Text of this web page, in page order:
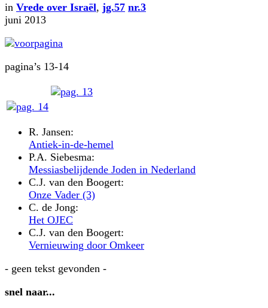
in Vrede over Israël, jg.57 nr.3
juni 2013
pagina’s 13-14
R. Jansen:
Antiek-in-de-hemel
P.A. Siebesma:
Messiasbelijdende Joden in Nederland
C.J. van den Boogert:
Onze Vader (3)
C. de Jong:
Het OJEC
C.J. van den Boogert:
Vernieuwing door Omkeer
- geen tekst gevonden -
snel naar...